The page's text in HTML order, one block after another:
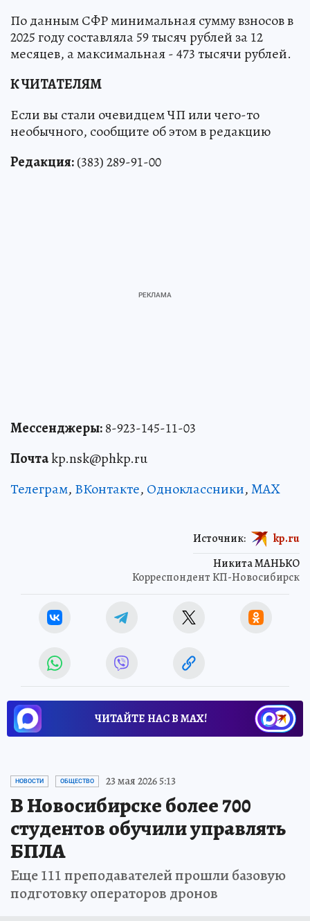
По данным СФР минимальная сумму взносов в
2025 году составляла 59 тысяч рублей за 12
месяцев, а максимальная - 473 тысячи рублей.
К ЧИТАТЕЛЯМ
Если вы стали очевидцем ЧП или чего-то
необычного, сообщите об этом в редакцию
Редакция:(383) 289-91-00
Мессенджеры:8-923-145-11-03
Почтаkp.nsk@phkp.ru
Телеграм, ВКонтакте, Одноклассники,MAX
Никита МАНЬКО
Корреспондент КП-Новосибирск
Источник: kp.ru
ЧИТАЙТЕ НАС В МАХ!
НОВОСТИ ОБЩЕСТВО 23 мая 2026 5:13
В Новосибирске более 700
студентов обучили управлять
БПЛА
Еще 111 преподавателей прошли базовую
подготовку операторов дронов